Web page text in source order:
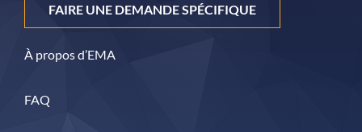
FAIRE UNE DEMANDE SPÉCIFIQUE
À propos d’EMA
FAQ